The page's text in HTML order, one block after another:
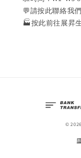
💬請按此聯絡我們
🏭按此前往展昇
©